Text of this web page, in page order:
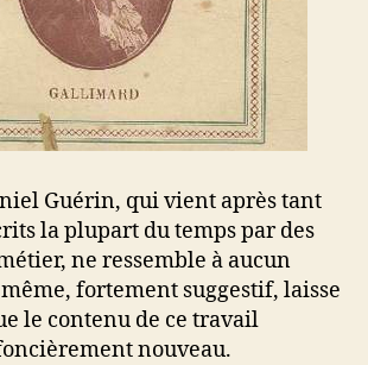
Guérin, qui vient après tant
la plupart du temps par des
ne ressemble à aucun
fortement suggestif, laisse
le contenu de ce travail
nouveau.